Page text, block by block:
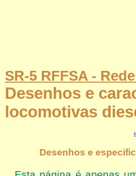
SR-5 RFFSA -
Desenhos e
locomotivas
Desenhos e